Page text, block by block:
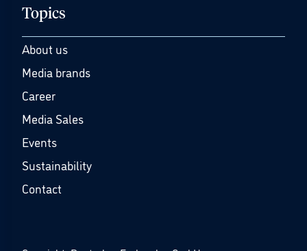
Topics
About us
Media brands
Career
Media Sales
Events
Sustainability
Contact